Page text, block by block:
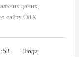
даних,
сайту ОЛХ
Люди